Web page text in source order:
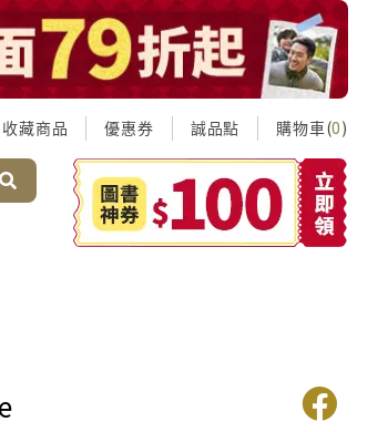
收藏商品 優惠券 誠品點 購物車(0)